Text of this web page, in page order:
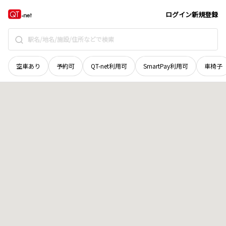
ログイン新規登録
空車あり 予約可 QT-net利用可 SmartPay利用可 車椅子
島根県